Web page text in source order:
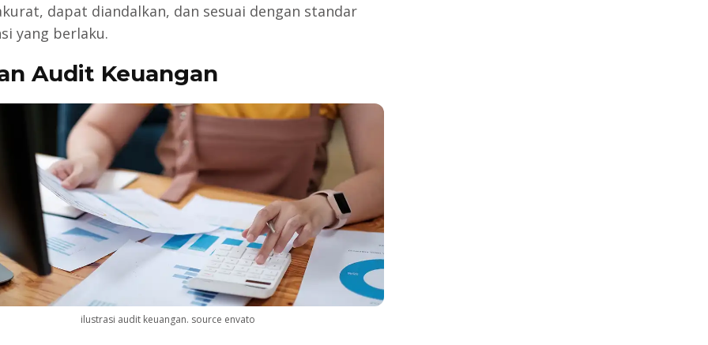
dapat diandalkan, dan sesuai dengan standar
yang berlaku.
Audit Keuangan
ilustrasi audit keuangan. source envato